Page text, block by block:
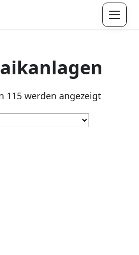
Menü
115 werden angezeigt